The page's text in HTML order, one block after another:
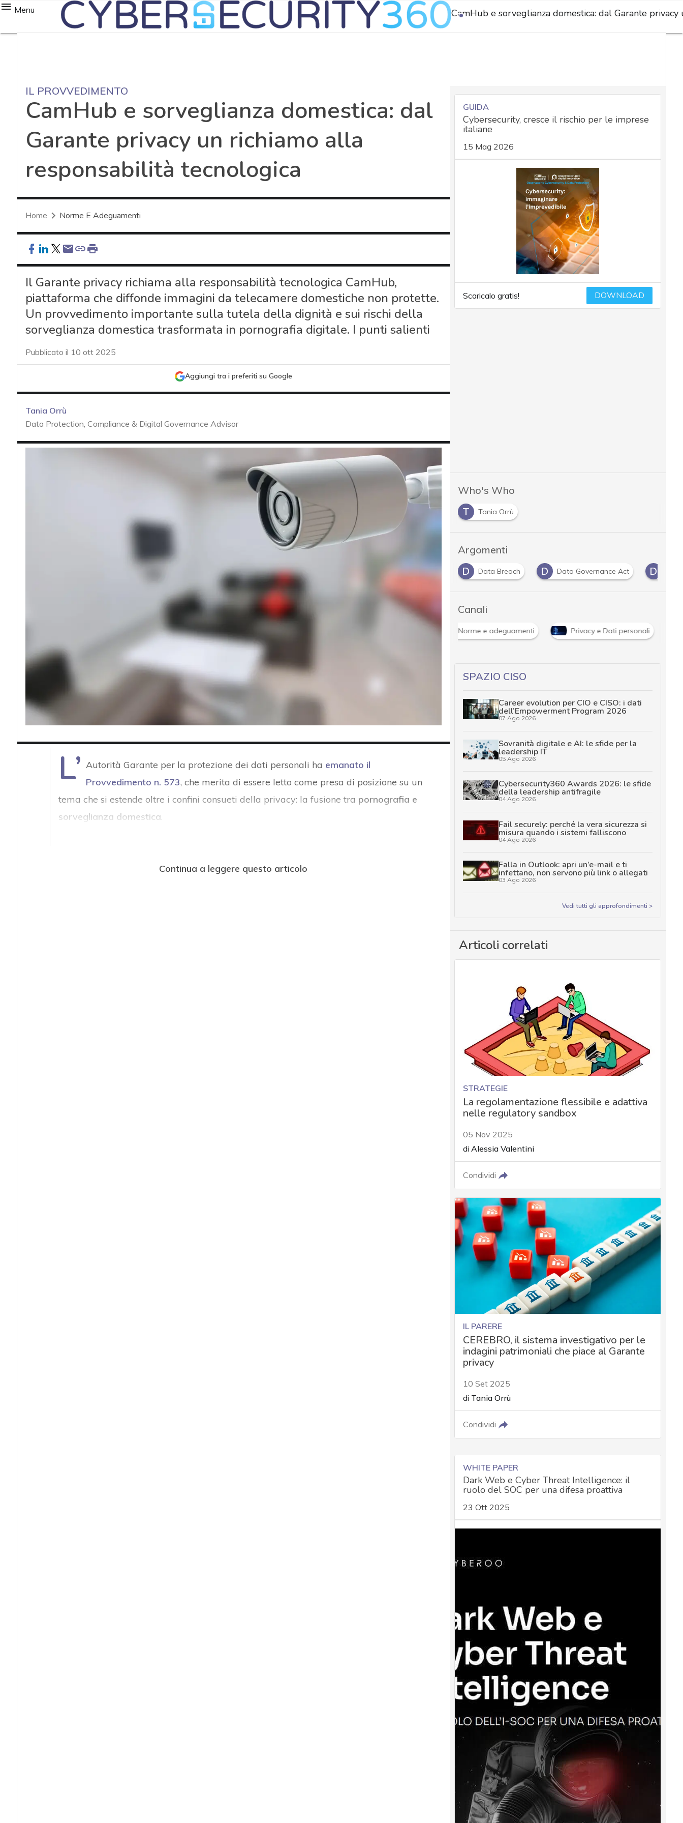
Menu CamHub e sorveglianza domestica: dal Garante
IL PROVVEDIMENTO
CamHub e sorveglianza domestica: dal
Garante privacy un richiamo alla
responsabilità tecnologica
Home Norme E Adeguamenti
Il Garante privacy richiama alla responsabilità tecnologica CamHub,
piattaforma che diffonde immagini da telecamere domestiche non protette.
Un provvedimento importante sulla tutela della dignità e sui rischi della
sorveglianza domestica trasformata in pornografia digitale. I punti salienti
Pubblicato il 10 ott 2025
Aggiungi tra i preferiti su Google
Tania Orrù
Data Protection, Compliance & Digital Governance Advisor
L’ Autorità Garante per la protezione dei dati personali ha emanato il
Provvedimento n. 573, che merita di essere letto come presa di posizione su un
tema che si estende oltre i confini consueti della privacy: la fusione tra pornografia e
sorveglianza domestica.
Continua a leggere questo articolo
GUIDA
Cybersecurity, cresce il rischio per le imprese
italiane
15 Mag 2026
Scaricalo gratis! DOWNLOAD
Who's Who
T
Tania Orrù
Argomenti
Cyber Resilience Act D Data Breach D Data Governance Act D
Canali
Norme e adeguamenti Privacy e Dati personali
SPAZIO CISO
Career evolution per CIO e CISO: i dati
dell’Empowerment Program 2026
07 Ago 2026
Sovranità digitale e AI: le sfide per la
leadership IT
05 Ago 2026
Cybersecurity360 Awards 2026: le sfide
della leadership antifragile
04 Ago 2026
Fail securely: perché la vera sicurezza si
misura quando i sistemi falliscono
04 Ago 2026
Falla in Outlook: apri un’e-mail e ti
infettano, non servono più link o allegati
03 Ago 2026
Vedi tutti gli approfondimenti >
Articoli correlati
STRATEGIE
La regolamentazione flessibile e adattiva
nelle regulatory sandbox
05 Nov 2025
di Alessia Valentini
Condividi
IL PARERE
CEREBRO, il sistema investigativo per le
indagini patrimoniali che piace al Garante
privacy
10 Set 2025
di Tania Orrù
Condividi
WHITE PAPER
Dark Web e Cyber Threat Intelligence: il
ruolo del SOC per una difesa proattiva
23 Ott 2025